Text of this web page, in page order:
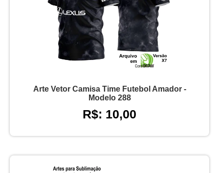
Arte Vetor Camisa Time Futebol Amador -
Modelo 288
R$: 10,00